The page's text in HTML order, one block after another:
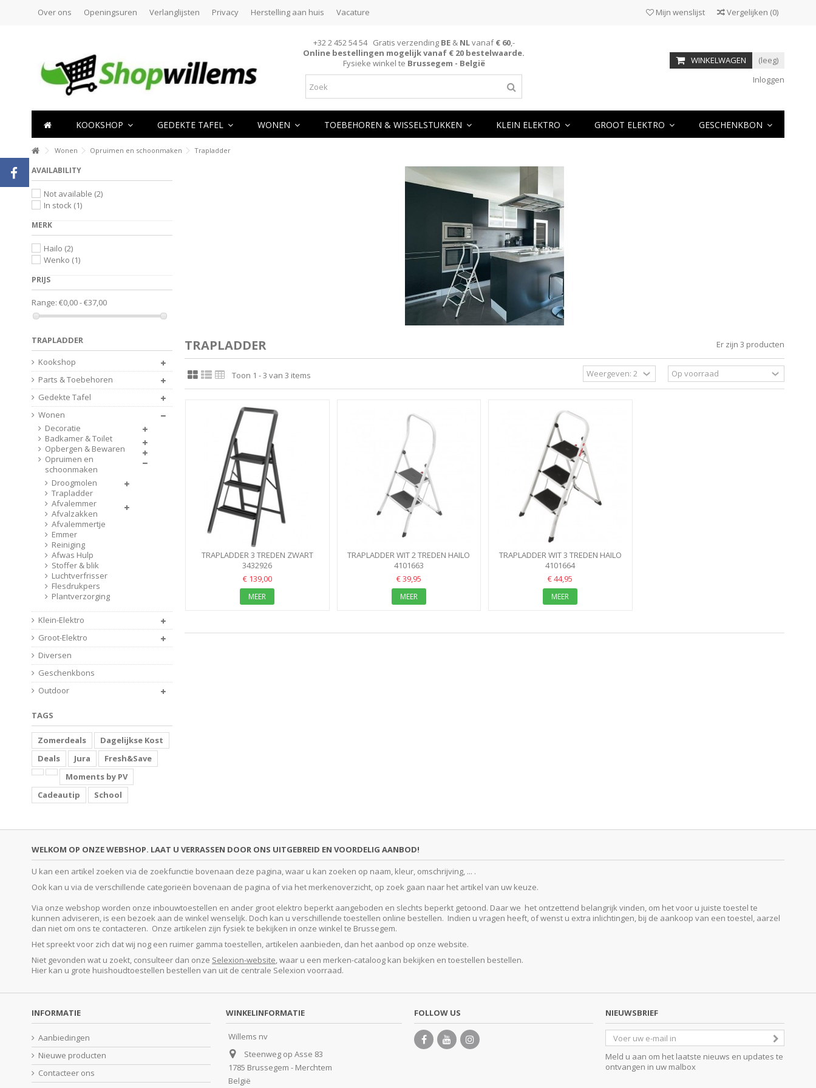
Over ons Openingsuren Verlanglijsten Privacy Herstelling aan huis Vacature Vergelijken (0)
Mijn wenslijst
+32 2 452 54 54 Gratis verzending BE& NLvanaf€ 60,-
Online bestellingen mogelijk vanaf € 20 bestelwaarde.
Fysieke winkel te Brussegem - België WINKELWAGEN
(leeg)
Inloggen
KOOKSHOP GEDEKTE TAFEL WONEN TOEBEHOREN & WISSELSTUKKEN KLEIN ELEKTRO GROOT ELEKTRO GESCHENKBON
Wonen Opruimen en schoonmaken Trapladder
TRAPLADDER Er zijn 3 producten
Toon 1 - 3 van 3 items
TRAPLADDER 3 TREDEN ZWART
WENKO ALU KEUKENTRAPJE
3TREDEN
3432926
€ 139,00
MEER
TRAPLADDER WIT 2 TREDEN HAILO
SAFETY
4101663
€ 39,95
MEER
TRAPLADDER WIT 3 TREDEN HAILO
KEUKENTRAPJE 3TREDEN
4101664
€ 44,95
MEER
AVAILABILITY
Not available (2)
In stock (1)
MERK
Hailo (2)
Wenko (1)
PRIJS
Range: €0,00 - €37,00
TRAPLADDER
Kookshop
Parts & Toebehoren
Gedekte Tafel
Wonen
Decoratie
Badkamer & Toilet
Opbergen & Bewaren
Opruimen en
schoonmaken
Droogmolen
Trapladder
Afvalemmer
Afvalzakken
Afvalemmertje
Emmer
Reiniging
Afwas Hulp
Stoffer & blik
Luchtverfrisser
Flesdrukpers
Plantverzorging
Klein-Elektro
Groot-Elektro
Diversen
Geschenkbons
Outdoor
TAGS
Zomerdeals
Dagelijkse Kost
Deals
Jura
Fresh&Save
Moments by PV
Cadeautip
School
WELKOM OP ONZE WEBSHOP. LAAT U VERRASSEN DOOR ONS UITGEBREID EN VOORDELIG AANBOD!
U kan een artikel zoeken via de zoekfunctie bovenaan deze pagina, waar u kan zoeken op naam, kleur, omschrijving, ... .
Ook kan u via de verschillende categorieën bovenaan de pagina of via het merkenoverzicht, op zoek gaan naar het artikel van uw keuze.
Via onze webshop worden onze inbouwtoestellen en ander groot elektro beperkt aangeboden en slechts beperkt getoond. Daar we het ontzettend belangrijk vinden, om het voor u juiste toestel te
kunnen adviseren, is een bezoek aan de winkel wenselijk. Doch kan u verschillende toestellen online bestellen. Indien u vragen heeft, of wenst u extra inlichtingen, bij de aankoop van een toestel, aarzel
dan niet om ons te contacteren. Onze artikelen zijn fysiek te bekijken in onze winkel te Brussegem.
Het spreekt voor zich dat wij nog een ruimer gamma toestellen, artikelen aanbieden, dan het aanbod op onze website.
Niet gevonden wat u zoekt, consulteer dan onze Selexion-website, waar u een merken-cataloog kan bekijken en toestellen bestellen.
Hier kan u grote huishoudtoestellen bestellen van uit de centrale Selexion voorraad.
INFORMATIE
Aanbiedingen
Nieuwe producten
Contacteer ons
WINKELINFORMATIE
Willems nv
Steenweg op Asse 83
1785 Brussegem - Merchtem
België
FOLLOW US NIEUWSBRIEF
Meld u aan om het laatste nieuws en updates te
ontvangen in uw malbox